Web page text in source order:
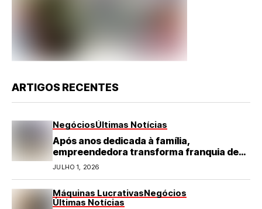
ARTIGOS RECENTES
NegóciosÚltimas Notícias
Após anos dedicada à família,
empreendedora transforma franquia de
turismo em negócio de destaque no RN
JULHO 1, 2026
Máquinas LucrativasNegócios
Últimas Notícias